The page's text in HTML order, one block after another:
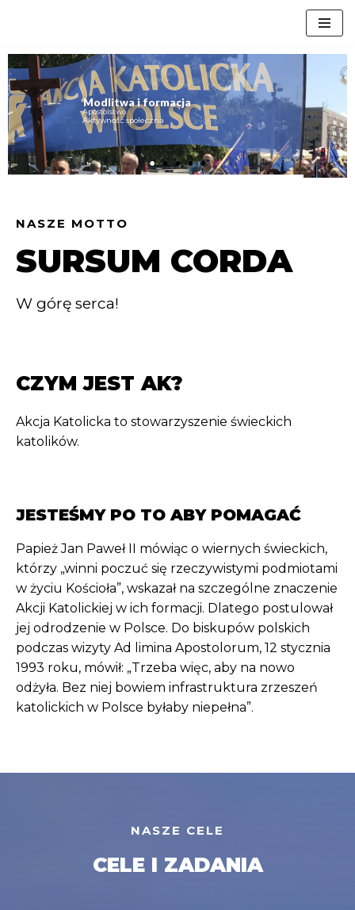
do
treści
Apostolstwo
Aktywność społeczna
Modlitwa i formacja
NASZE MOTTO
SURSUM CORDA
W górę serca!
CZYM JEST AK?
Akcja Katolicka to stowarzyszenie świeckich
katolików.
JESTEŚMY PO TO ABY POMAGAĆ
Papież Jan Paweł II mówiąc o wiernych świeckich,
którzy „winni poczuć się rzeczywistymi podmiotami
w życiu Kościoła”, wskazał na szczególne znaczenie
Akcji Katolickiej w ich formacji. Dlatego postulował
jej odrodzenie w Polsce. Do biskupów polskich
podczas wizyty Ad limina Apostolorum, 12 stycznia
1993 roku, mówił: „Trzeba więc, aby na nowo
odżyła. Bez niej bowiem infrastruktura zrze­szeń
katolickich w Polsce byłaby niepełna”.
NASZE CELE
CELE I ZADANIA